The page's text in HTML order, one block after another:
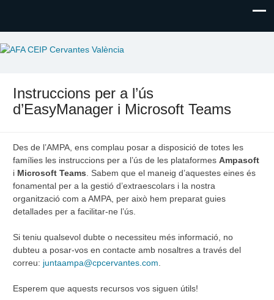
AFA CEIP Cervantes València
AFA CEIP Cervantes València
Instruccions per a l’ús
d’EasyManager i Microsoft Teams
Des de l’AMPA, ens complau posar a disposició de totes les
famílies les instruccions per a l’ús de les plataformes Ampasoft
i Microsoft Teams . Sabem que el maneig d’aquestes eines és
fonamental per a la gestió d’extraescolars i la nostra
organització com a AMPA, per això hem preparat guies
detallades per a facilitar-ne l’ús.
Si teniu qualsevol dubte o necessiteu més informació, no
dubteu a posar-vos en contacte amb nosaltres a través del
correu: juntaampa@cpcervantes.com
Esperem que aquests recursos vos siguen útils!